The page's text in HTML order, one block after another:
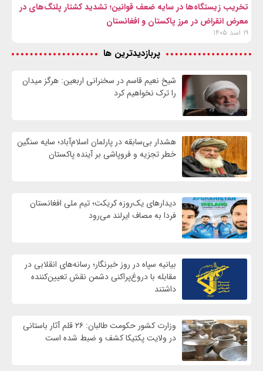
تخریب زیستگاه‌ها در سایه ضعف قوانین؛ تشدید کشتار پلنگ‌های در
معرض انقراض در مرز پاکستان و افغانستان
۱۹ اسد ۱۴۰۵
پربازدیدترین ها
شیخ نعیم قاسم در سخنرانی اربعین: هرگز میدان
را ترک نخواهیم کرد
هشدار بی‌سابقه در پارلمان اسلام‌آباد؛ سایه سنگین
خطر تجزیه و فروپاشی بر آینده پاکستان
دیدارهای یک‌روزه کریکت؛ تیم ملی افغانستان
فردا به مصاف ایرلند می‌رود
بیانیه سپاه در روز خبرنگار؛ رسانه‌های انقلابی در
مقابله با دروغ‌پراکنی دشمن نقش تعیین‌کننده
داشتند
وزارت کشور حکومت طالبان: ۲۶ قلم آثار باستانی
در ولایت پکتیکا کشف و ضبط شده است